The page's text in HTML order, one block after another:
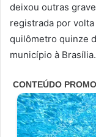
deixou outras
registrada por
quilômetro quinze
município à Brasília.